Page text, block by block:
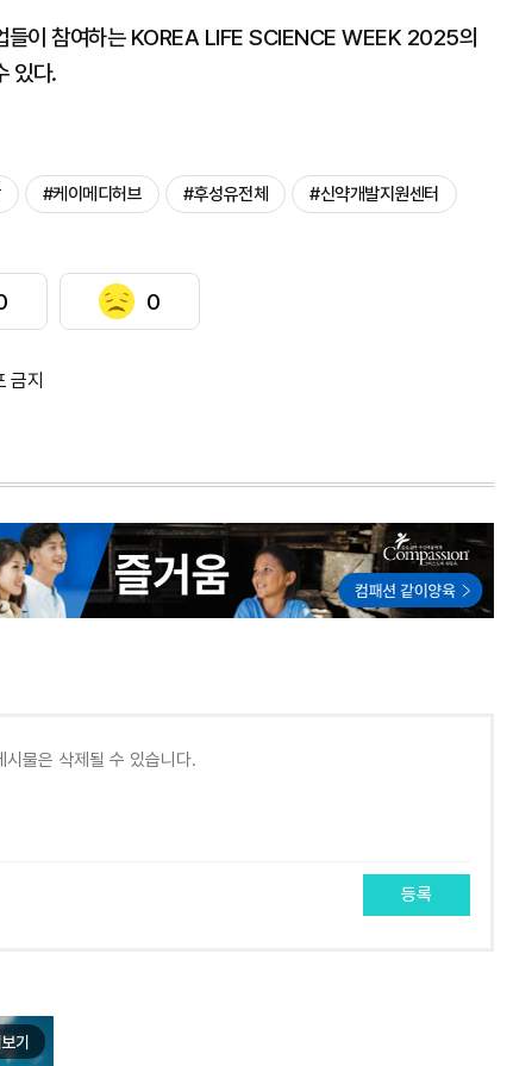
들이 참여하는 KOREA LIFE SCIENCE WEEK 2025의
있다.
#케이메디허브 #후성유전체 #신약개발지원센터
0
금지
등록
기